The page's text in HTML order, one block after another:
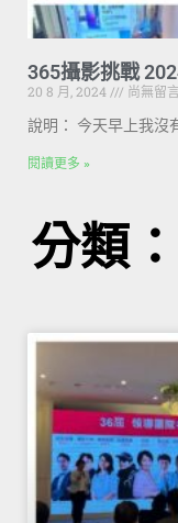
365攝影挑戰
20 8 月, 2024
尚無留言
說明： 今天早上我沒
閱讀更多 »
分類